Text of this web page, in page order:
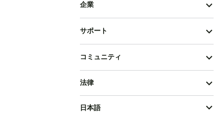
企業
サポート
コミュニティ
法律
日本語